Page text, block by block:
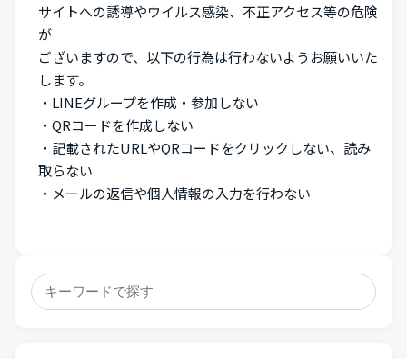
サイトへの誘導やウイルス感染、不正アクセス等の危険
が
ございますので、以下の行為は行わないようお願いいた
します。
・LINEグループを作成・参加しない
・QRコードを作成しない
・記載されたURLやQRコードをクリックしない、読み
取らない
・メールの返信や個人情報の入力を行わない